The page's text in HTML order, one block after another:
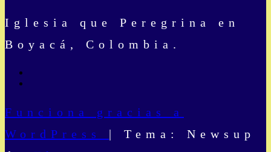
Iglesia que Peregrina en
Boyacá, Colombia.
Funciona gracias a
WordPress | Tema: Newsup